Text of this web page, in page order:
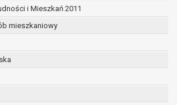
i Mieszkań 2011
mieszkaniowy
danych osobowych przysługuje
dostępu do treści danych oraz
ich kopii na podstawie art. 15
art. 16 RODO,